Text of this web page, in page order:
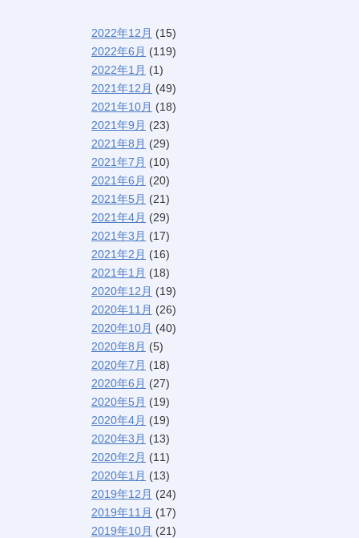
2022年12月 (15)
2022年6月 (119)
2022年1月 (1)
2021年12月 (49)
2021年10月 (18)
2021年9月 (23)
2021年8月 (29)
2021年7月 (10)
2021年6月 (20)
2021年5月 (21)
2021年4月 (29)
2021年3月 (17)
2021年2月 (16)
2021年1月 (18)
2020年12月 (19)
2020年11月 (26)
2020年10月 (40)
2020年8月 (5)
2020年7月 (18)
2020年6月 (27)
2020年5月 (19)
2020年4月 (19)
2020年3月 (13)
2020年2月 (11)
2020年1月 (13)
2019年12月 (24)
2019年11月 (17)
2019年10月 (21)